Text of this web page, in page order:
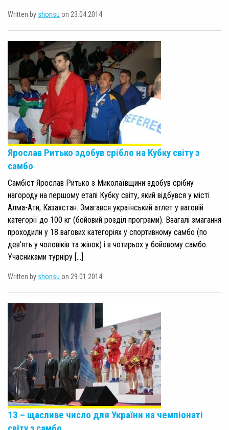
Written by shonsu on 23.04.2014
Ярослав Ритько здобув срібло на Кубку світу з
самбо
Самбіст Ярослав Ритько з Миколаївщини здобув срібну
нагороду на першому етапі Кубку світу, який відбувся у місті
Алма-Ати, Казахстан. Змагався український атлет у ваговій
категорії до 100 кг (бойовий розділ програми). Взагалі змагання
проходили у 18 вагових категоріях у спортивному самбо (по
дев’ять у чоловіків та жінок) і в чотирьох у бойовому самбо.
Учасниками турніру […]
Written by shonsu on 29.01.2014
13 – щасливе число для України на чемпіонаті